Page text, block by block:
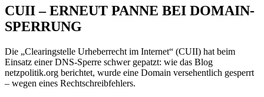
CUII – ERNEUT PANNE BEI DOMAIN-
SPERRUNG
Die „Clearingstelle Urheberrecht im Internet“ (CUII) hat beim
Einsatz einer DNS-Sperre schwer gepatzt: wie das Blog
netzpolitik.org berichtet, wurde eine Domain versehentlich gesperrt
– wegen eines Rechtschreibfehlers.